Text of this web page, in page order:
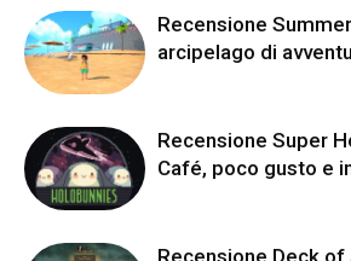
Recensione
arcipelago di
Recensione Super
Café, poco gusto e